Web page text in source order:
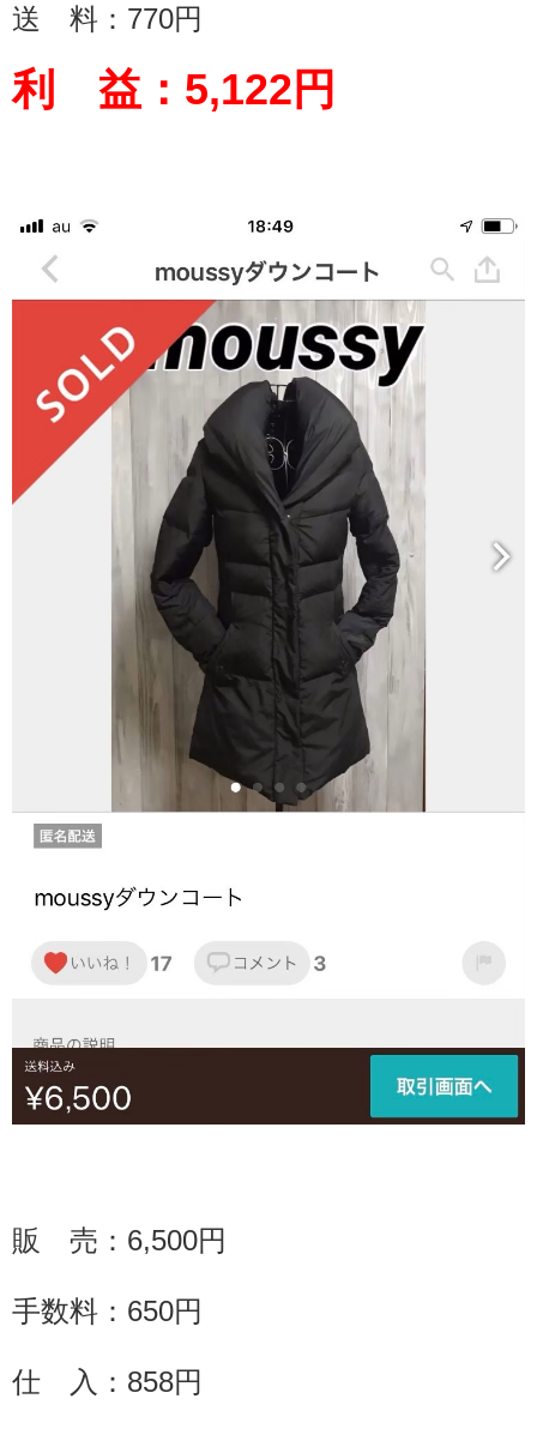
送 料： 770円
利 益： 5,122円
販 売： 6,500円
手数料： 650円
仕 入：858円